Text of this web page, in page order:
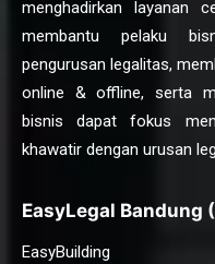
menghadirkan layanan
membantu pelaku
pengurusan legalitas,
online & offline, serta
bisnis dapat fokus
khawatir dengan urusan
EasyLegal Bandung
EasyBuilding